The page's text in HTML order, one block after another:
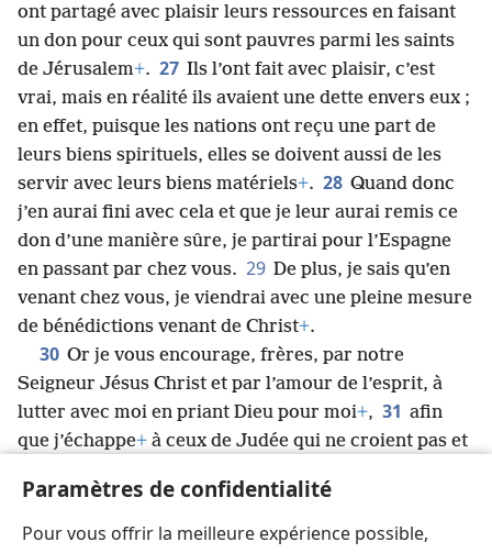
Paramètres de confidentialité
Pour vous offrir la meilleure expérience possible,
ont partagé avec plaisir leurs ressources en faisant
un don pour ceux qui sont pauvres parmi les saints
de Jérusalem+. 27 Ils l’ont fait avec plaisir, c’est
vrai, mais en réalité ils avaient une dette envers eux ;
en effet, puisque les nations ont reçu une part de
leurs biens spirituels, elles se doivent aussi de les
servir avec leurs biens matériels+. 28 Quand donc
j’en aurai fini avec cela et que je leur aurai remis ce
don d’une manière sûre, je partirai pour l’Espagne
en passant par chez vous. 29 De plus, je sais qu’en
venant chez vous, je viendrai avec une pleine mesure
de bénédictions venant de Christ+.
30 Or je vous encourage, frères, par notre
Seigneur Jésus Christ et par l’amour de l’esprit, à
lutter avec moi en priant Dieu pour moi+, 31 afin
que j’échappe+ à ceux de Judée qui ne croient pas et
de Jérusalem+ , 32 de sorte que, par la volonté de
Dieu, je viendrai chez vous avec joie et je serai